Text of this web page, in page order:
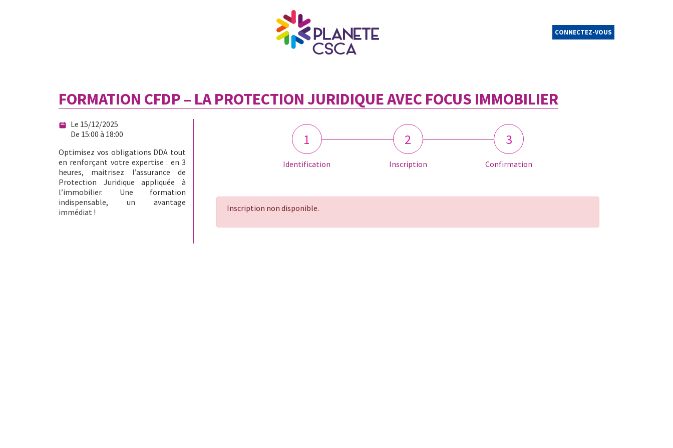
CONNECTEZ-VOUS
FORMATION CFDP – LA PROTECTION JURIDIQUE AVEC FOCUS IMMOBILIER
Le 15/12/2025
De 15:00 à 18:00
Optimisez vos obligations DDA tout
en renforçant votre expertise : en 3
heures, maitrisez l’assurance de
Protection Juridique appliquée à
l’immobilier. Une formation
indispensable, un avantage
immédiat !
1
Identification
2
Inscription
3
Confirmation
Inscription non disponible.